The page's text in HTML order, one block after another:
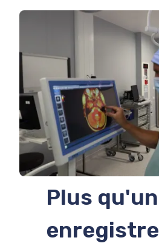
Plus qu'un